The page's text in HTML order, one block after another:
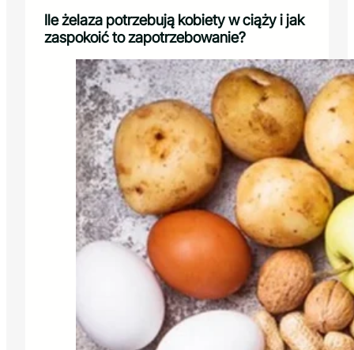
Ile żelaza potrzebują kobiety w ciąży i jak
zaspokoić to zapotrzebowanie?